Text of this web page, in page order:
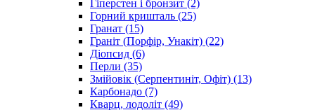
Гіперстен і бронзит (2)
Горний кришталь (25)
Гранат (15)
Граніт (Порфір, Унакіт) (22)
Діопсид (6)
Перли (35)
Змійовік (Серпентиніт, Офіт) (13)
Карбонадо (7)
Кварц, лодоліт (49)